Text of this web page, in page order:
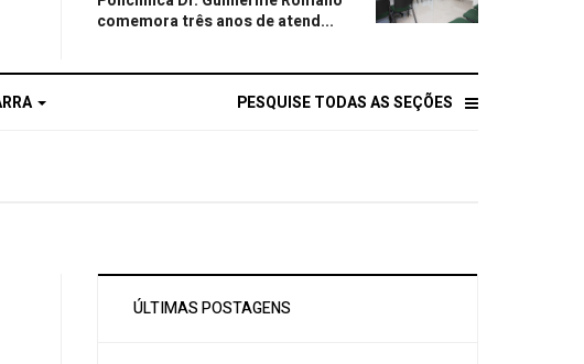
comemora três anos de atend...
PESQUISE TODAS AS SEÇÕES
ÚLTIMAS POSTAGENS